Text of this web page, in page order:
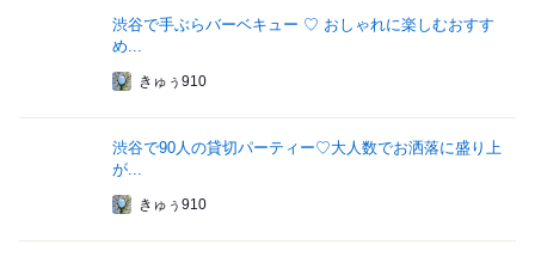
渋谷で手ぶらバーベキュー ♡ おしゃれに楽しむおすす
め...
きゅぅ910
渋谷で90人の貸切パーティー♡大人数でお洒落に盛り上
が...
きゅぅ910